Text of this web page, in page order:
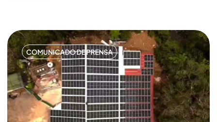
COMUNICADO DE PRENSA